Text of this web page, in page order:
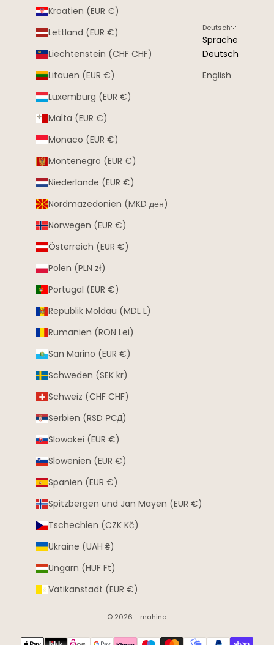
Kroatien (EUR €)
Lettland (EUR €)
Liechtenstein (CHF CHF)
Litauen (EUR €)
Luxemburg (EUR €)
Malta (EUR €)
Monaco (EUR €)
Montenegro (EUR €)
Niederlande (EUR €)
Nordmazedonien (MKD ден)
Norwegen (EUR €)
Österreich (EUR €)
Polen (PLN zł)
Portugal (EUR €)
Republik Moldau (MDL L)
Rumänien (RON Lei)
San Marino (EUR €)
Schweden (SEK kr)
Schweiz (CHF CHF)
Serbien (RSD РСД)
Slowakei (EUR €)
Slowenien (EUR €)
Spanien (EUR €)
Spitzbergen und Jan Mayen (EUR €)
Tschechien (CZK Kč)
Ukraine (UAH ₴)
Ungarn (HUF Ft)
Vatikanstadt (EUR €)
Deutsch
Sprache
Deutsch
English
© 2026 - mahina